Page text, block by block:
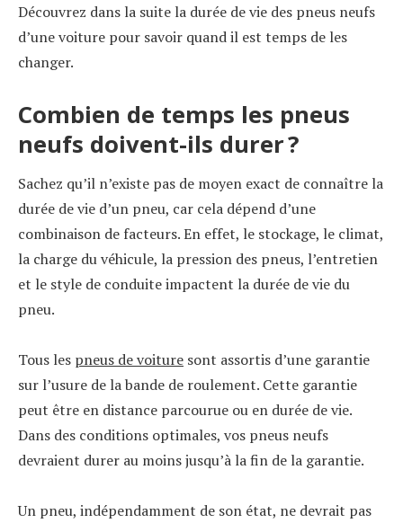
Découvrez dans la suite la durée de vie des pneus neufs
d’une voiture pour savoir quand il est temps de les
changer.
Combien de temps les pneus
neufs doivent-ils durer ?
Sachez qu’il n’existe pas de moyen exact de connaître la
durée de vie d’un pneu, car cela dépend d’une
combinaison de facteurs. En effet, le stockage, le climat,
la charge du véhicule, la pression des pneus, l’entretien
et le style de conduite impactent la durée de vie du
pneu.
Tous les pneus de voiture sont assortis d’une garantie
sur l’usure de la bande de roulement. Cette garantie
peut être en distance parcourue ou en durée de vie.
Dans des conditions optimales, vos pneus neufs
devraient durer au moins jusqu’à la fin de la garantie.
Un pneu, indépendamment de son état, ne devrait pas